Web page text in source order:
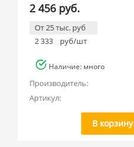
2 456 руб.
От 25 тыс. руб
2 333
руб/шт
Наличие: много
Производитель:
Артикул:
В корзину